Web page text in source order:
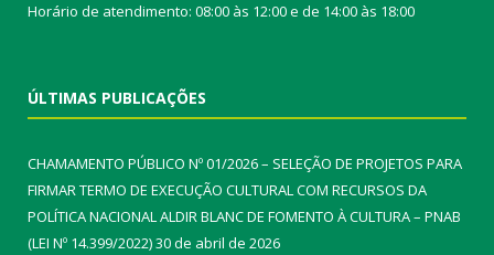
Horário de atendimento: 08:00 às 12:00 e de 14:00 às 18:00
ÚLTIMAS PUBLICAÇÕES
CHAMAMENTO PÚBLICO Nº 01/2026 – SELEÇÃO DE PROJETOS PARA
FIRMAR TERMO DE EXECUÇÃO CULTURAL COM RECURSOS DA
POLÍTICA NACIONAL ALDIR BLANC DE FOMENTO À CULTURA – PNAB
(LEI Nº 14.399/2022)30 de abril de 2026